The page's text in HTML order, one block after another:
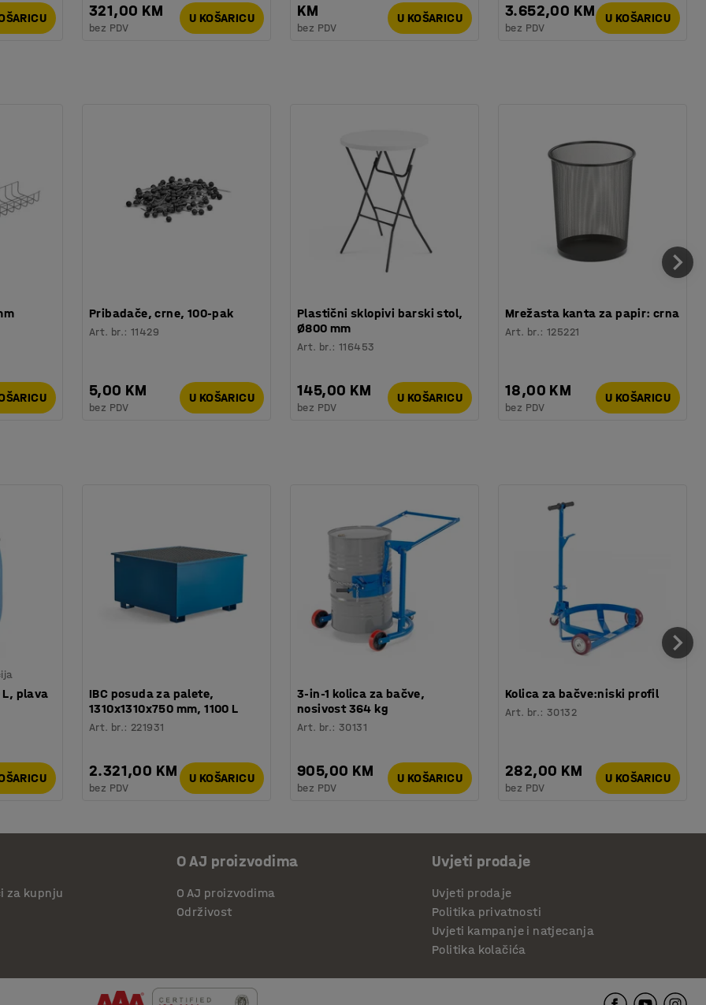
321,00 KM
bez PDV
U KOŠARICU
KM
bez PDV
U KOŠARICU 3.652,00 KM
bez PDV
U KOŠARICU
Pribadače, crne, 100-pak
Art. br.:11429
5,00 KM
bez PDV
U KOŠARICU
Plastični sklopivi barski stol,
Ø800 mm
Art. br.:116453
145,00 KM
bez PDV
U KOŠARICU
Mrežasta kanta za papir: crna
Art. br.:125221
18,00 KM
bez PDV
U KOŠARICU
plava
IBC posuda za palete,
1310x1310x750 mm, 1100 L
Art. br.: 221931
2.321,00 KM
bez PDV
U KOŠARICU
3-in-1 kolica za bačve,
nosivost 364 kg
Art. br.:30131
905,00 KM
bez PDV
U KOŠARICU
Kolica za bačve:niski profil
Art. br.:30132
282,00 KM
bez PDV
U KOŠARICU
za kupnju
O AJ proizvodima
O AJ proizvodima
Održivost
Uvjeti prodaje
Uvjeti prodaje
Politika privatnosti
Uvjeti kampanje i natjecanja
Politika kolačića